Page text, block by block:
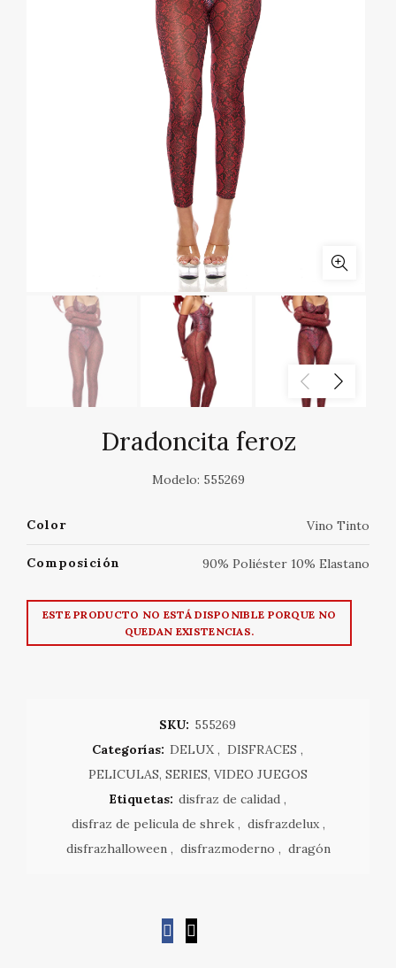
Dradoncita feroz
Modelo: 555269
Color Vino Tinto
Composición 90% Poliéster 10% Elastano
ESTE PRODUCTO NO ESTÁ DISPONIBLE PORQUE NO
QUEDAN EXISTENCIAS.
SKU: 555269
Categorías: DELUX , DISFRACES ,
PELICULAS, SERIES, VIDEO JUEGOS
Etiquetas: disfraz de calidad ,
disfraz de pelicula de shrek , disfrazdelux ,
disfrazhalloween , disfrazmoderno , dragón